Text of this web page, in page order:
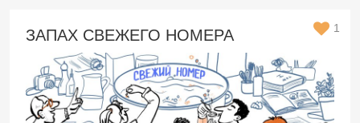
ЗАПАХ СВЕЖЕГО НОМЕРА 1